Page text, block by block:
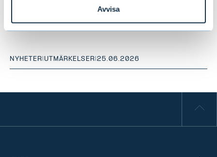
Avvisa
institutionella kapitalförvaltare för
tionde gången
NYHETER| UTMÄRKELSER|25.06.2026